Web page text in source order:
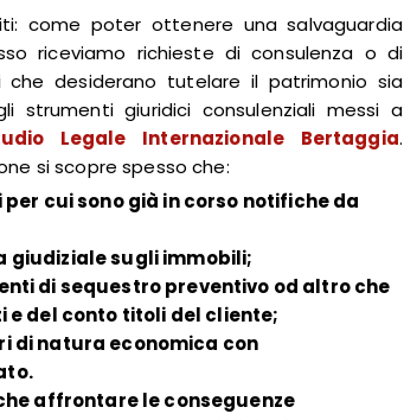
come poter ottenere una salvaguardia
riceviamo richieste di consulenza o di
desiderano tutelare il patrimonio sia
strumenti giuridici consulenziali messi a
Legale Internazionale Bertaggia.
si scopre spesso che:
cui sono già in corso notifiche da
giudiziale sugli immobili;
di sequestro preventivo od altro che
del conto titoli del cliente;
di natura economica con
affrontare le conseguenze